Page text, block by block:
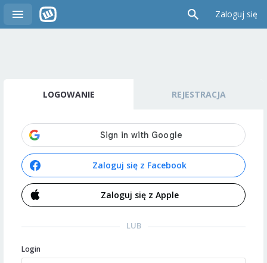
Zaloguj się
LOGOWANIE REJESTRACJA
Zaloguj się z Facebook
Zaloguj się z Apple
LUB
Login